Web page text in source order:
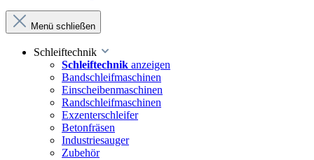
Menü schließen
Schleiftechnik
Schleiftechnik anzeigen
Bandschleifmaschinen
Einscheibenmaschinen
Randschleifmaschinen
Exzenterschleifer
Betonfräsen
Industriesauger
Zubehör